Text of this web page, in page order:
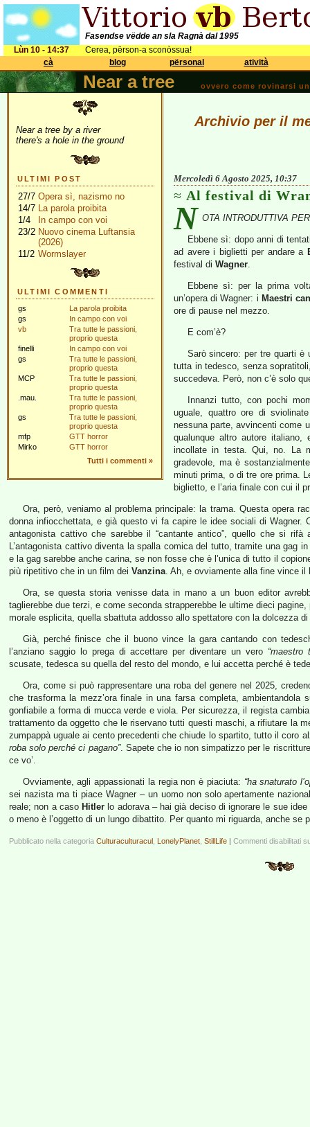
Fasendse vëdde an sla Ragnà dal 1995
Lùn 10 - 14:37
Cerea, përson-a sconòssua!
cà
blog përsonal atività
Near a tree ovvero come rovinarsi
Near a tree by a river
there's a hole in the ground
ULTIMI POST
27/7 Opera sì, nazismo no
14/7 La parola proibita
1/4
In campo con voi
23/2 Nuovo cinema Luftansia
(2026)
11/2 Wormslayer
ULTIMI COMMENTI
gs
La parola proibita
gs
In campo con voi
vb
Tra tutte le passioni,
proprio questa
finelli
In campo con voi
gs
Tra tutte le passioni,
proprio questa
MCP
Tra tutte le passioni,
proprio questa
.mau.
Tra tutte le passioni,
proprio questa
gs
Tra tutte le passioni,
proprio questa
mfp
GTT horror
Mirko
GTT horror
Tutti i commenti »
Archivio per il
Mercoledì 6 Agosto 2025, 10:37
Al festival di
N OTA INTRODUTTIVA
Ebbene sì: dopo anni di
ad avere i biglietti per andare a
festival di Wagner.
Ebbene sì: per la prima
un’opera di Wagner: i Maestri
ore di pause nel mezzo.
E com’è?
Sarò sincero: per tre quarti è
tutta in tedesco, senza
succedeva. Però, non c’è solo
Innanzi tutto, con pochi
uguale, quattro ore di
nessuna parte, avvincenti come
qualunque altro autore
incollate in testa. Qui, no. La
gradevole, ma è
minuti prima, o di tre ore prima.
biglietto, e l’aria finale con cui il
Ora, però, veniamo al problema principale: la trama. Questa opera
donna infiocchettata, e già questo vi fa capire le idee sociali di Wagner.
antagonista cattivo che sarebbe il “cantante antico”, quello che si
L’antagonista cattivo diventa la spalla comica del tutto, tramite una gag
e la gag sarebbe anche carina, se non fosse che è l’unica di tutto il
più ripetitivo che in un film dei Vanzina. Ah, e ovviamente alla fine vince il
Ora, se questa storia venisse data in mano a un buon editor
taglierebbe due terzi, e come seconda strapperebbe le ultime dieci
morale esplicita, quella sbattuta addosso allo spettatore con la dolcezza
Già, perché finisce che il buono vince la gara cantando con
l’anziano saggio lo prega di accettare per diventare un vero “maestro
scusate, tedesca su quella del resto del mondo, e lui accetta perché è
Ora, come si può rappresentare una roba del genere nel 2025,
che trasforma la mezz’ora finale in una farsa completa,
gonfiabile a forma di mucca verde e viola. Per sicurezza, il regista
trattamento da oggetto che le riservano tutti questi maschi, a rifiutare la
zumpappà uguale ai cento precedenti che chiude lo spartito, tutto il coro
roba solo perché ci pagano”. Sapete che io non simpatizzo per le
ce vo’.
Ovviamente, agli appassionati la regia non è piaciuta: “ha snaturato
sei nazista ma ti piace Wagner – un uomo non solo apertamente
reale; non a caso Hitler lo adorava – hai già deciso di ignorare le sue
o meno è l’oggetto di un lungo dibattito. Per quanto mi riguarda, anche se
Pubblicato nella categoria Culturaculturacul LonelyPlanet StillLife | Commenti disabilitati